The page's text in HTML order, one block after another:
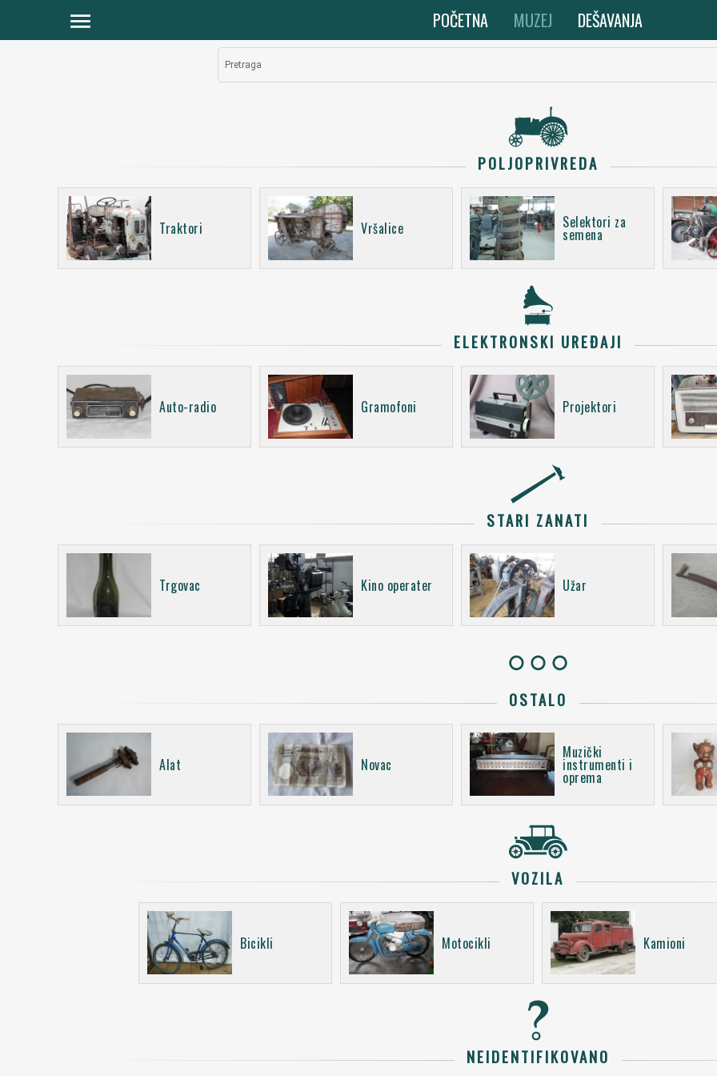
menu POČETNA MUZEJ DEŠAVANJA
Pretraga
POLJOPRIVREDA
Traktori Vršalice Selektori za
semena
ELEKTRONSKI UREĐAJI
Auto-radio Gramofoni Projektori
STARI ZANATI
Trgovac Kino operater Užar
OSTALO
Alat Novac
Muzički
instrumenti i
oprema
VOZILA
Bicikli Motocikli Kamioni
NEIDENTIFIKOVANO